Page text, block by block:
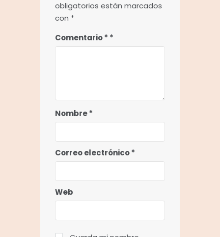
obligatorios están marcados
con *
Comentario*
Nombre*
Correo electrónico*
Web